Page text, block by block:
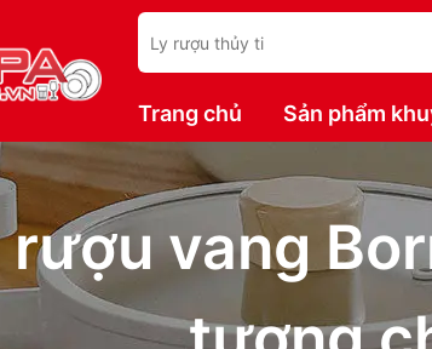
Trang chủ Sản phẩm
rượu vang